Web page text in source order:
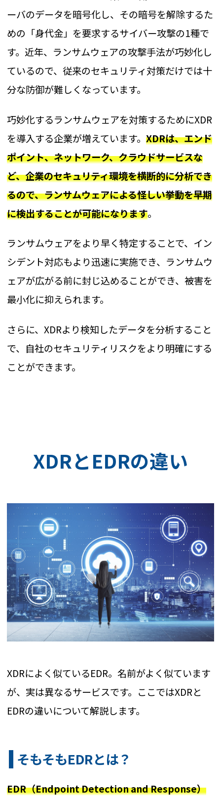
ーバのデータを暗号化し、その暗号を解除するた
めの「身代金」を要求するサイバー攻撃の1種で
す。近年、ランサムウェアの攻撃手法が巧妙化し
ているので、従来のセキュリティ対策だけでは十
分な防御が難しくなっています。
巧妙化するランサムウェアを対策するためにXDR
を導入する企業が増えています。XDRは、エンド
ポイント、ネットワーク、クラウドサービスな
ど、企業のセキュリティ環境を横断的に分析でき
るので、ランサムウェアによる怪しい挙動を早期
に検出することが可能になります。
ランサムウェアをより早く特定することで、イン
シデント対応もより迅速に実施でき、ランサムウ
ェアが広がる前に封じ込めることができ、被害を
最小化に抑えられます。
さらに、XDRより検知したデータを分析すること
で、自社のセキュリティリスクをより明確にする
ことができます。
XDRとEDRの違い
XDRによく似ているEDR。名前がよく似ています
が、実は異なるサービスです。ここではXDRと
EDRの違いについて解説します。
そもそもEDRとは？
EDR（Endpoint Detection and Response）